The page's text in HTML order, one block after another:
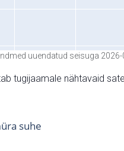
uuendatud seisuga 2026-
tugijaamale nähtavaid